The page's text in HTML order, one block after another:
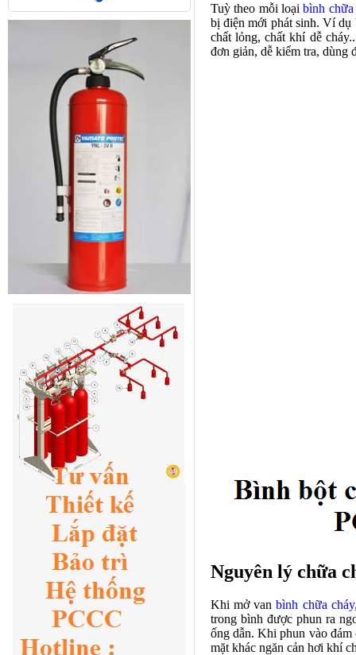
Tuỳ theo mỗi loạibình chữa
bị điện mới phát sinh. Ví dụ
chất lỏng, chất khí dễ
đơn giản, dễ kiểm tra, dùng
Nguyên lý chữa
Khi mở vanbình chữa cháy
trong bình được phun ra
ống dẫn. Khi phun vào
mặt khác ngăn cản hơi khí